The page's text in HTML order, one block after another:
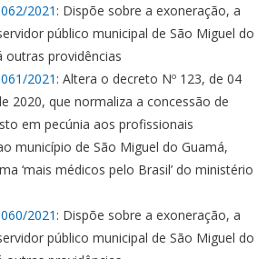
2021 : Dispõe sobre a exoneração, a
público municipal de São Miguel do
outras providências
2021 : Altera o decreto Nº 123, de 04
2020, que normaliza a concessão de
em pecúnia aos profissionais
município de São Miguel do Guamá,
‘mais médicos pelo Brasil’ do ministério
2021 : Dispõe sobre a exoneração, a
público municipal de São Miguel do